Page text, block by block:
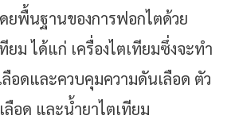
ยพื้นฐานของการฟอกไตด้วย
ทียม ได้แก่ เครื่องไตเทียมซึ่งจะทำ
อดและควบคุมความดันเลือด ตัว
ลือด และน้ำยาไตเทียม